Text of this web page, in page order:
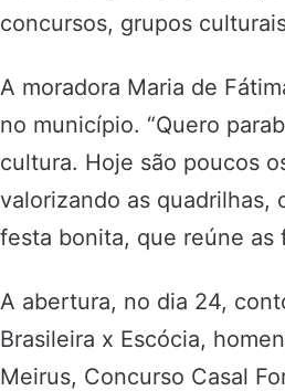
concursos, grupos
A moradora Maria de
no município. “Quero
cultura. Hoje são poucos
valorizando as quadrilhas,
festa bonita, que reúne as
A abertura, no dia 24,
Brasileira x Escócia,
Meirus, Concurso Casal